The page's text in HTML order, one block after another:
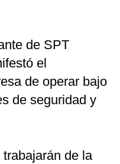
de SPT
el
de operar bajo
de seguridad y
de la